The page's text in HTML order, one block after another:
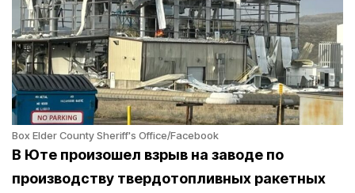
Box Elder County Sheriff's Office/Facebook
В Юте произошел взрыв на заводе по
производству твердотопливных ракетных